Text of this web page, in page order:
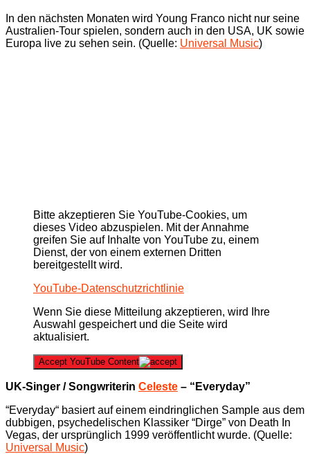
In den nächsten Monaten wird Young Franco nicht nur seine
Australien-Tour spielen, sondern auch in den USA, UK sowie
Europa live zu sehen sein. (Quelle: Universal Music)
Bitte akzeptieren Sie YouTube-Cookies, um
dieses Video abzuspielen. Mit der Annahme
greifen Sie auf Inhalte von YouTube zu, einem
Dienst, der von einem externen Dritten
bereitgestellt wird.
YouTube-Datenschutzrichtlinie
Wenn Sie diese Mitteilung akzeptieren, wird Ihre
Auswahl gespeichert und die Seite wird
aktualisiert.
Accept YouTube Content
UK-Singer / Songwriterin Celeste – “Everyday”
“Everyday“ basiert auf einem eindringlichen Sample aus dem
dubbigen, psychedelischen Klassiker “Dirge” von Death In
Vegas, der ursprünglich 1999 veröffentlicht wurde. (Quelle:
Universal Music)